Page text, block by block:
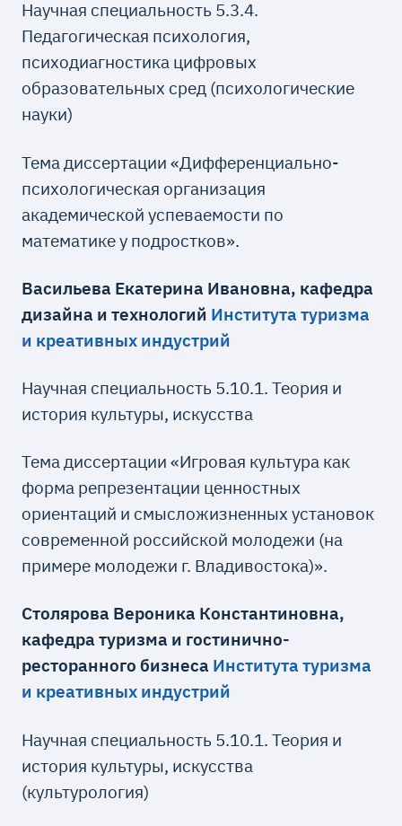
Научная специальность 5.3.4.
Педагогическая психология,
психодиагностика цифровых
образовательных сред (психологические
науки)
Тема диссертации «Дифференциально-
психологическая организация
академической успеваемости по
математике у подростков».
Васильева Екатерина Ивановна, кафедра
дизайна и технологий Института туризма
и креативных индустрий
Научная специальность 5.10.1. Теория и
история культуры, искусства
Тема диссертации «Игровая культура как
форма репрезентации ценностных
ориентаций и смысложизненных установок
современной российской молодежи (на
примере молодежи г. Владивостока)».
Столярова Вероника Константиновна,
кафедра туризма и гостинично-
ресторанного бизнеса Института туризма
и креативных индустрий
Научная специальность 5.10.1. Теория и
история культуры, искусства
(культурология)